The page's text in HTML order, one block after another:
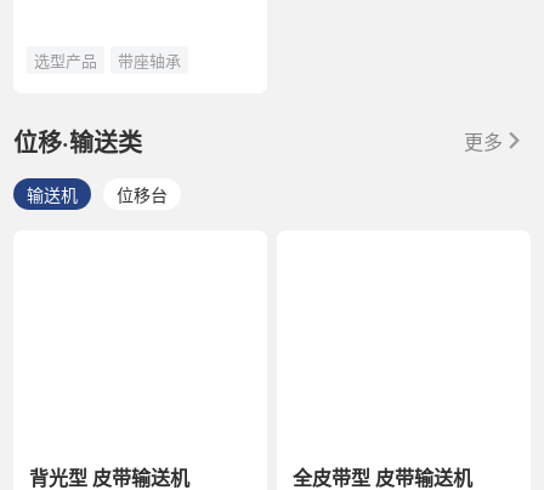
选型产品 带座轴承
位移·输送类 更多
输送机 位移台
背光型 皮带输送机 全皮带型 皮带输送机